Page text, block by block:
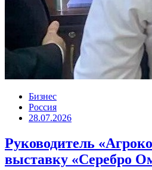
Бизнес
Россия
28.07.2026
Руководитель
выставку «Серебро